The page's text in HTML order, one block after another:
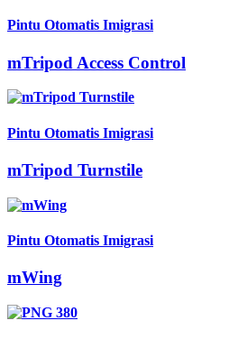
Pintu Otomatis Imigrasi
mTripod Access Control
Pintu Otomatis Imigrasi
mTripod Turnstile
Pintu Otomatis Imigrasi
mWing